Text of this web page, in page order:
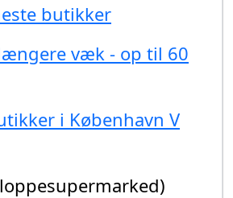
butikker
væk - op til 60
i København V